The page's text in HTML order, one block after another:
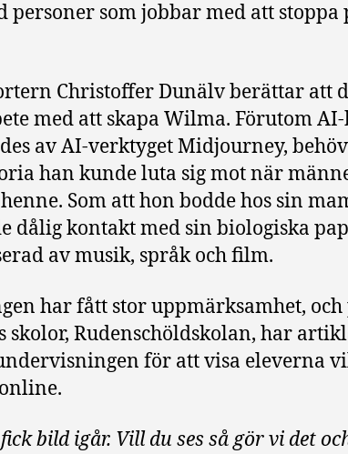
personer som jobbar med att stoppa
Christoffer Dunälv berättar att
med att skapa Wilma. Förutom
av AI-verktyget Midjourney,
han kunde luta sig mot när
Som att hon bodde hos sin
dålig kontakt med sin biologiska
av musik, språk och film.
har fått stor uppmärksamhet, och
skolor, Rudenschöldskolan, har
för att visa eleverna
bild igår. Vill du ses så gör vi det